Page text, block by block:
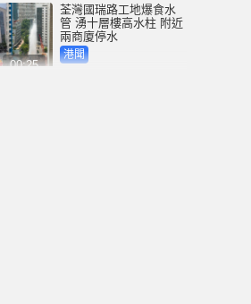
00:25
荃灣國瑞路工地爆食水
管 湧十層樓高水柱 附近
兩商廈停水
港聞